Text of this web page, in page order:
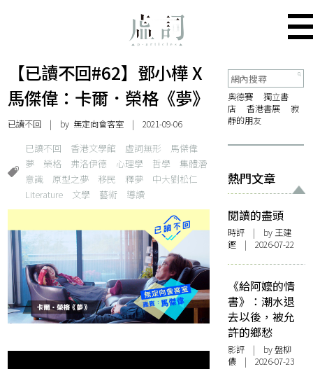
【已讀不回#62】鄧小樺 X
馬傑偉：卡爾．榮格《夢》
已讀不回 | by 無定向會客室 | 2021-09-06
已讀不回 香港文學館 虛詞無形
馬傑偉
夢
榮格 弗洛伊德 心理學 哲學
集體潛
意識
原型之夢 移民 釋夢
中大劉松仁
Literature
文學 藝術 導讀
奧德賽
獨立書
店
香港書展
寂
靜的朋友
熱門文章
閱讀的盡頭
時評 | by 王建
鏗 | 2026-07-22
《給阿嬤的情
書》：潮水退
去以後，被允
許的鄉愁
影評 | by 盤柳
儂 | 2026-07-23